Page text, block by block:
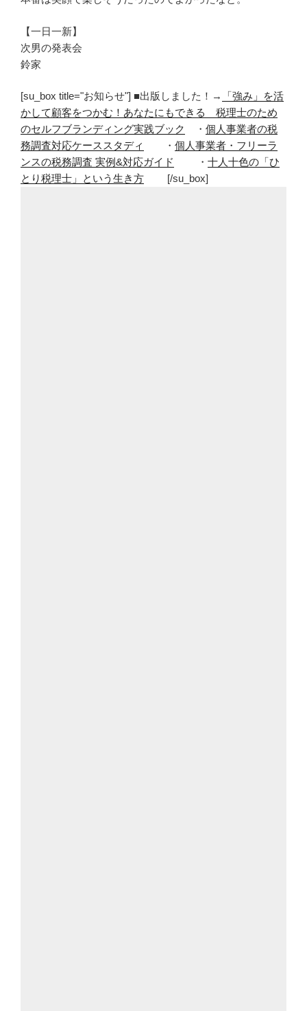
【一日一新】
次男の発表会
鈴家
[su_box title="お知らせ"] ■出版しました！→
「強み」を活
かして顧客をつかむ！あなたにもできる 税理士のため
のセルフブランディング実践ブック
・ 個人事業者の税
務調査対応ケーススタディ
・ 個人事業者・フリーラ
ンスの税務調査 実例&対応ガイド
・ 十人十色の「ひ
とり税理士」という生き方 [/su_box]